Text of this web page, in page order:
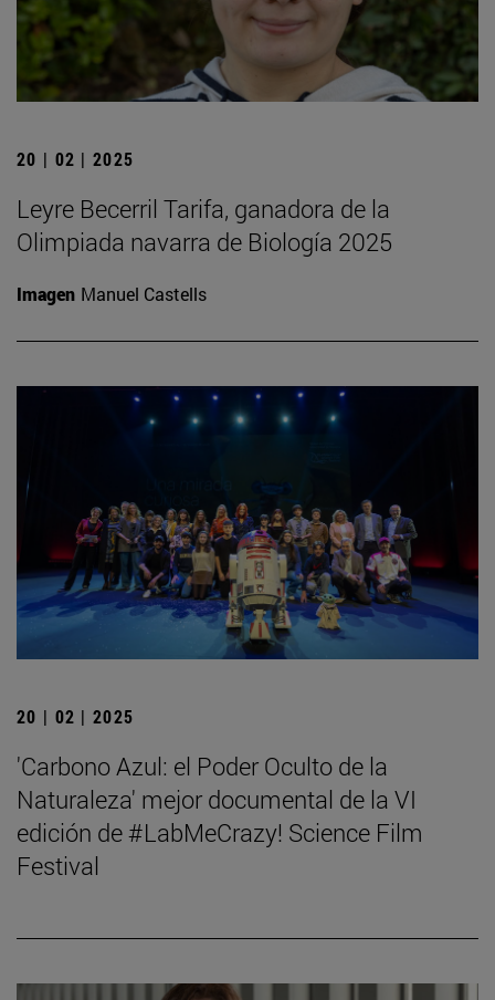
20 | 02 | 2025
Leyre Becerril Tarifa, ganadora de la
Olimpiada navarra de Biología 2025
Imagen Manuel Castells
20 | 02 | 2025
'Carbono Azul: el Poder Oculto de la
Naturaleza' mejor documental de la VI
edición de #LabMeCrazy! Science Film
Festival